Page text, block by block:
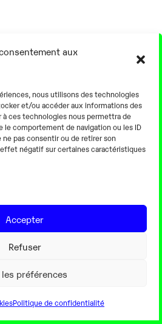
aux
nous utilisons des technologies
et/ou accéder aux informations des
ces technologies nous permettra de
le comportement de navigation ou les ID
pas consentir ou de retirer son
négatif sur certaines caractéristiques
Accepter
Refuser
les préférences
Politique de confidentialité